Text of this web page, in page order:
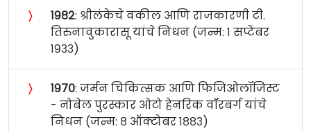
〉 १९८२: श्रीलंकेचे वकील आणि राजकारणी टी.
तिरुनावुकारासू यांचे निधन (जन्म: १ सप्टेंबर
१९३३)
〉 १९७०: जर्मन चिकित्सक आणि फिजिओलॉजिस्ट
- नोबेल पुरस्कार ओटो हेनरिक वॉरबर्ग यांचे
निधन (जन्म: ८ ऑक्टोबर १८८३)